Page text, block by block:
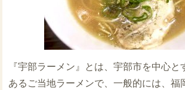
『宇部ラーメン』とは、宇部市を中心
あるご当地ラーメンで、一般的には、福